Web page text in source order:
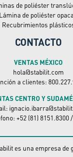
de poliéster
Lámina de poliéster
Recubrimientos
CONTACTO
VENTAS MÉXICO
hola@stabilit.com
a clientes:
CENTRO Y
+52 (81) 8151.8300
es una empresa de